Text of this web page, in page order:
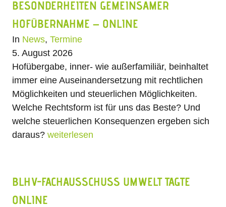
BESONDERHEITEN GEMEINSAMER
HOFÜBERNAHME – ONLINE
In News, Termine
5. August 2026
Hofübergabe, inner- wie außerfamiliär, beinhaltet
immer eine Auseinandersetzung mit rechtlichen
Möglichkeiten und steuerlichen Möglichkeiten.
Welche Rechtsform ist für uns das Beste? Und
welche steuerlichen Konsequenzen ergeben sich
daraus?weiterlesen
BLHV-FACHAUSSCHUSS UMWELT TAGTE
ONLINE